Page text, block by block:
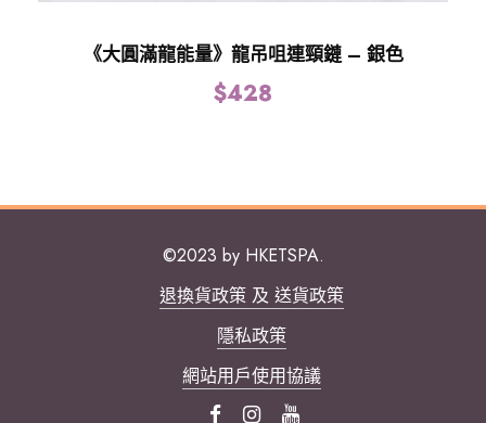
《大圓滿龍能量》龍吊咀連頸鏈 – 銀色
$428
©2023 by HKETSPA.
退換貨政策 及 送貨政策
隱私政策
網站用戶使用協議